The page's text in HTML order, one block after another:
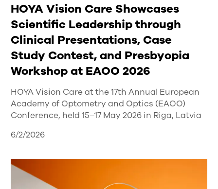
HOYA Vision Care Showcases
Scientific Leadership through
Clinical Presentations, Case
Study Contest, and Presbyopia
Workshop at EAOO 2026
HOYA Vision Care at the 17th Annual European
Academy of Optometry and Optics (EAOO)
Conference, held 15–17 May 2026 in Riga, Latvia
6/2/2026